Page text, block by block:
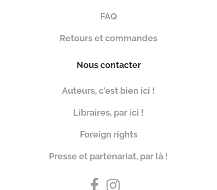
FAQ
Retours et commandes
Nous contacter
Auteurs, c'est bien ici !
Libraires, par ici !
Foreign rights
Presse et partenariat, par là !